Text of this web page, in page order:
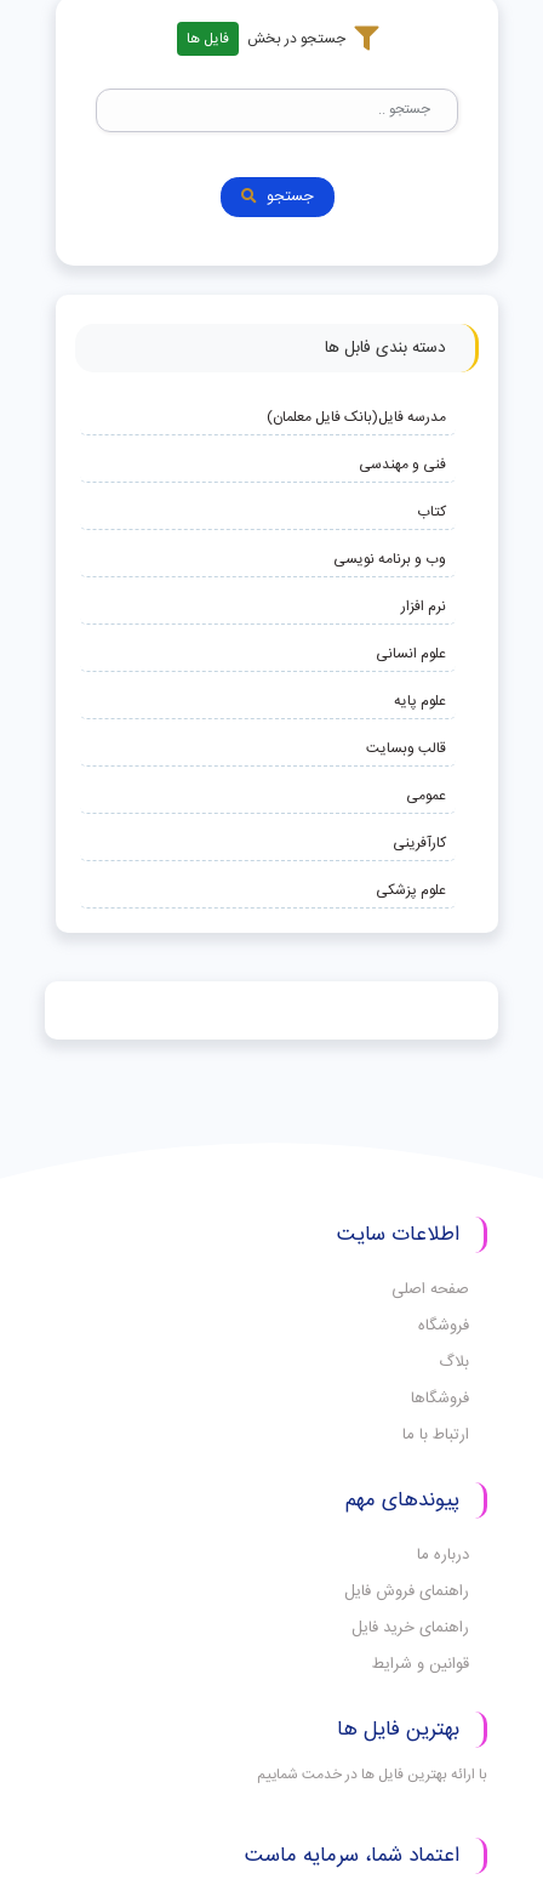
جستجو در بخش فایل ها
جستجو
دسته بندی فابل ها
مدرسه فایل(بانک فایل معلمان)
فنی و مهندسی
کتاب
وب و برنامه نویسی
نرم افزار
علوم انسانی
علوم پایه
قالب وبسایت
عمومی
کارآفرینی
علوم پزشکی
اطلاعات سایت
صفحه اصلی
فروشگاه
بلاگ
فروشگاها
ارتباط با ما
پیوندهای مهم
درباره ما
راهنمای فروش فایل
راهنمای خرید فایل
قوانین و شرایط
بهترین فایل ها
با ارائه بهترین فایل ها در خدمت شماییم
اعتماد شما، سرمایه ماست